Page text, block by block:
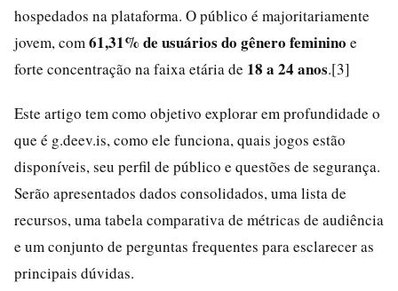
hospedados na plataforma. O público é majoritariamente
jovem, com 61,31% de usuários do gênero feminino e
forte concentração na faixa etária de 18 a 24 anos.[3]
Este artigo tem como objetivo explorar em profundidade o
que é g.deev.is, como ele funciona, quais jogos estão
disponíveis, seu perfil de público e questões de segurança.
Serão apresentados dados consolidados, uma lista de
recursos, uma tabela comparativa de métricas de audiência
e um conjunto de perguntas frequentes para esclarecer as
principais dúvidas.